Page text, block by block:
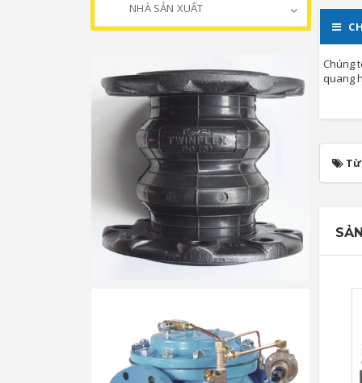
Chúng
quang
NHÀ SẢN XUẤT